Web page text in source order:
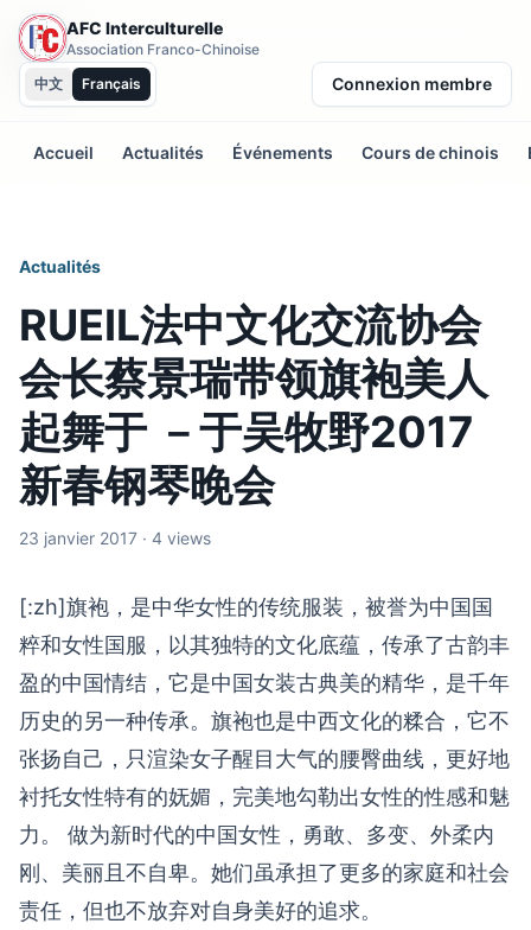
AFC Interculturelle
Association Franco-Chinoise
中文
Français Connexion membre
Accueil Actualités Événements Cours de chinois
Actualités
RUEIL法中文化交流协会
会长蔡景瑞带领旗袍美人
起舞于 －于吴牧野2017
新春钢琴晚会
23 janvier 2017 · 4 views
[:zh]旗袍，是中华女性的传统服装，被誉为中国国
粹和女性国服，以其独特的文化底蕴，传承了古韵丰
盈的中国情结，它是中国女装古典美的精华，是千年
历史的另一种传承。旗袍也是中西文化的糅合，它不
张扬自己，只渲染女子醒目大气的腰臀曲线，更好地
衬托女性特有的妩媚，完美地勾勒出女性的性感和魅
力。 做为新时代的中国女性，勇敢、多变、外柔内
刚、美丽且不自卑。她们虽承担了更多的家庭和社会
责任，但也不放弃对自身美好的追求。